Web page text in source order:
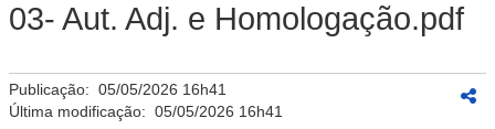
03- Aut. Adj. e Homologação.pdf
Publicação: 05/05/2026 16h41
Última modificação: 05/05/2026 16h41